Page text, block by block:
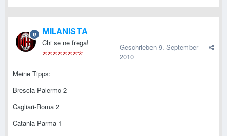
MILANISTA
Chi se ne frega! Geschrieben 9. September
2010
Meine Tipps:
Brescia-Palermo 2
Cagliari-Roma 2
Catania-Parma 1